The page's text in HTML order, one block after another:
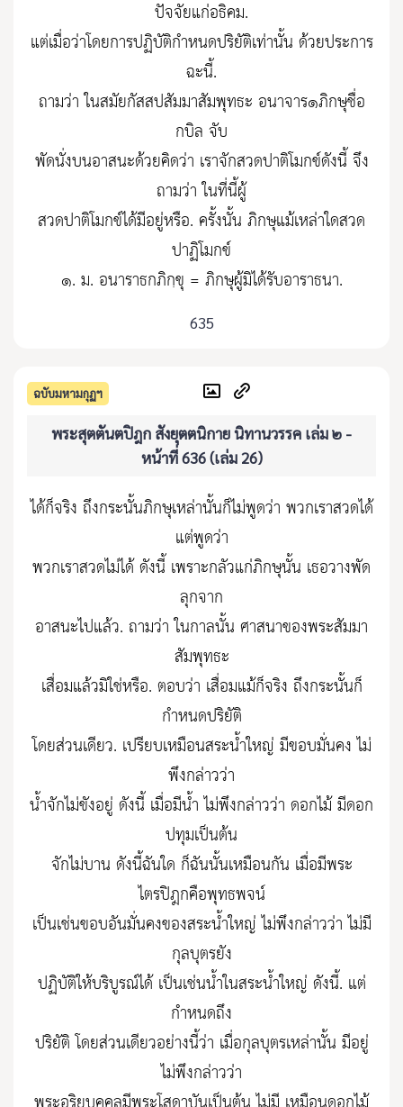
ปัจจัยแก่อธิคม.
แต่เมื่อว่าโดยการปฏิบัติกำหนดปริยัติเท่านั้น ด้วยประการ
ฉะนี้.
ถามว่า ในสมัยกัสสปสัมมาสัมพุทธะ อนาจาร๑ภิกษุชื่อ
กบิล จับ
พัดนั่งบนอาสนะด้วยคิดว่า เราจักสวดปาติโมกข์ดังนี้ จึง
ถามว่า ในที่นี้ผู้
สวดปาติโมกข์ได้มีอยู่หรือ. ครั้งนั้น ภิกษุแม้เหล่าใดสวด
ปาฏิโมกข์
๑. ม. อนาราธกภิกฺขุ = ภิกษุผู้มิได้รับอาราธนา.
635
ฉบับมหามกุฏฯ
พระสุตตันตปิฎก สังยุตตนิกาย นิทานวรรค เล่ม ๒ -
หน้าที่ 636 (เล่ม 26)
ได้ก็จริง ถึงกระนั้นภิกษุเหล่านั้นก็ไม่พูดว่า พวกเราสวดได้
แต่พูดว่า
พวกเราสวดไม่ได้ ดังนี้ เพราะกลัวแก่ภิกษุนั้น เธอวางพัด
ลุกจาก
อาสนะไปแล้ว. ถามว่า ในกาลนั้น ศาสนาของพระสัมมา
สัมพุทธะ
เสื่อมแล้วมิใช่หรือ. ตอบว่า เสื่อมแม้ก็จริง ถึงกระนั้นก็
กำหนดปริยัติ
โดยส่วนเดียว. เปรียบเหมือนสระน้ำใหญ่ มีขอบมั่นคง ไม่
พึงกล่าวว่า
น้ำจักไม่ขังอยู่ ดังนี้ เมื่อมีน้ำ ไม่พึงกล่าวว่า ดอกไม้ มีดอก
ปทุมเป็นต้น
จักไม่บาน ดังนี้ฉันใด ก็ฉันนั้นเหมือนกัน เมื่อมีพระ
ไตรปิฎกคือพุทธพจน์
เป็นเช่นขอบอันมั่นคงของสระน้ำใหญ่ ไม่พึงกล่าวว่า ไม่มี
กุลบุตรยัง
ปฏิบัติให้บริบูรณ์ได้ เป็นเช่นน้ำในสระน้ำใหญ่ ดังนี้. แต่
กำหนดถึง
ปริยัติ โดยส่วนเดียวอย่างนี้ว่า เมื่อกุลบุตรเหล่านั้น มีอยู่
ไม่พึงกล่าวว่า